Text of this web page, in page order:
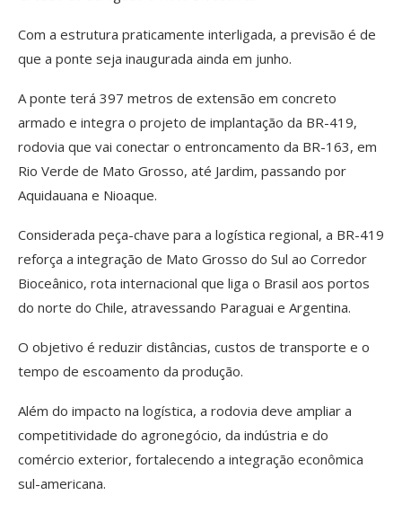
Com a estrutura praticamente interligada, a previsão é de
que a ponte seja inaugurada ainda em junho.
A ponte terá 397 metros de extensão em concreto
armado e integra o projeto de implantação da BR-419,
rodovia que vai conectar o entroncamento da BR-163, em
Rio Verde de Mato Grosso, até Jardim, passando por
Aquidauana e Nioaque.
Considerada peça-chave para a logística regional, a BR-419
reforça a integração de Mato Grosso do Sul ao Corredor
Bioceânico, rota internacional que liga o Brasil aos portos
do norte do Chile, atravessando Paraguai e Argentina.
O objetivo é reduzir distâncias, custos de transporte e o
tempo de escoamento da produção.
Além do impacto na logística, a rodovia deve ampliar a
competitividade do agronegócio, da indústria e do
comércio exterior, fortalecendo a integração econômica
sul-americana.